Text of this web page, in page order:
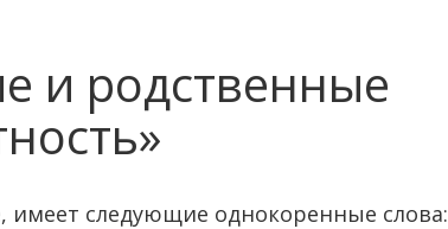
и родственные
имеет следующие однокоренные слова: